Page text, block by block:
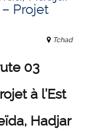
Projet
Tchad
03
à l’Est
Hadjar